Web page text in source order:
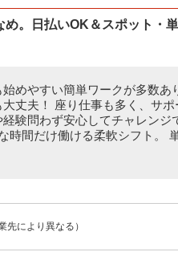
。日払いOK＆スポット・
めやすい簡単ワークが多数あ
大丈夫！ 座り仕事も多く、サ
経験問わず安心してチャレンジ
時間だけ働ける柔軟シフト。
により異なる）